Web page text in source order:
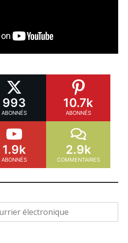
993
ABONNÉS
10.7k
ABONNÉS
1.9k
ABONNÉS
2.9k
COMMENTAIRES